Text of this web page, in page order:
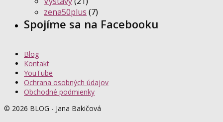
zena50plus (7)
Spojíme sa na Facebooku
Blog
Kontakt
YouTube
Ochrana osobných údajov
Obchodné podmienky
© 2026 BLOG - Jana Bakičová